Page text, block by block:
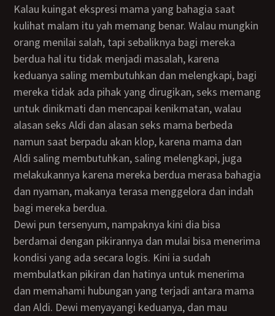
Kalau kuingat ekspresi mama yang bahagia saat
kulihat malam itu yah memang benar. Walau mungkin
orang menilai salah, tapi sebaliknya bagi mereka
berdua hal itu tidak menjadi masalah, karena
keduanya saling membutuhkan dan melengkapi, bagi
mereka tidak ada pihak yang dirugikan, seks memang
untuk dinikmati dan mencapai kenikmatan, walau
alasan seks Aldi dan alasan seks mama berbeda
namun saat berpadu akan klop, karena mama dan
Aldi saling membutuhkan, saling melengkapi, juga
melakukannya karena mereka berdua merasa bahagia
dan nyaman, makanya terasa menggelora dan indah
bagi mereka berdua.
Dewi pun tersenyum, nampaknya kini dia bisa
berdamai dengan pikirannya dan mulai bisa menerima
kondisi yang ada secara logis. Kini ia sudah
membulatkan pikiran dan hatinya untuk menerima
dan memahami hubungan yang terjadi antara mama
dan Aldi. Dewi menyayangi keduanya, dan mau